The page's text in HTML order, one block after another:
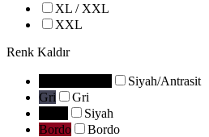
XL / XXL
XXL
Renk Kaldır
Siyah/Antrasit
Gri
Gri
Siyah
Bordo
Bordo